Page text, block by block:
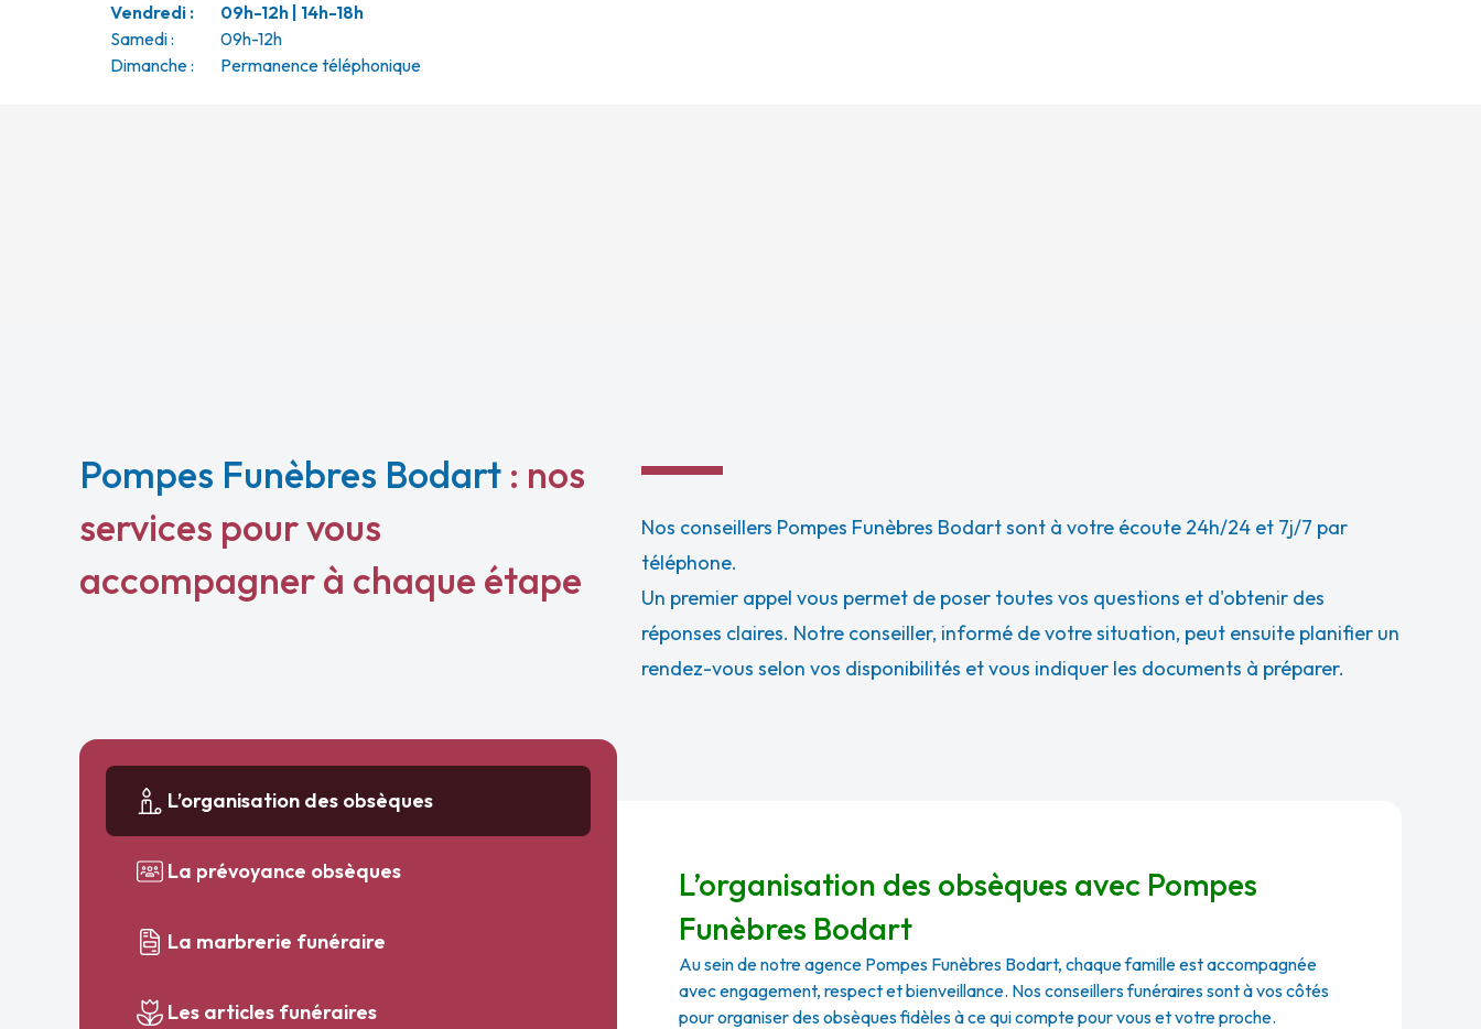
Vendredi :
09h-12h | 14h-18h
Samedi:
09h-12h
Dimanche: Permanence téléphonique
Pompes Funèbres Bodart : nos
services pour vous
accompagner à chaque étape
Nos conseillers Pompes Funèbres Bodart sont à votre écoute 24h/24 et 7j/7 par
téléphone.
Un premier appel vous permet de poser toutes vos questions et d'obtenir des
réponses claires. Notre conseiller, informé de votre situation, peut ensuite planifier un
rendez-vous selon vos disponibilités et vous indiquer les documents à préparer.
L’organisation des obsèques
La prévoyance obsèques
La marbrerie funéraire
Les articles funéraires
L’organisation des obsèques avec Pompes
Funèbres Bodart
Au sein de notre agence Pompes Funèbres Bodart, chaque famille est accompagnée
avec engagement, respect et bienveillance. Nos conseillers funéraires sont à vos côtés
pour organiser des obsèques fidèles à ce qui compte pour vous et votre proche.